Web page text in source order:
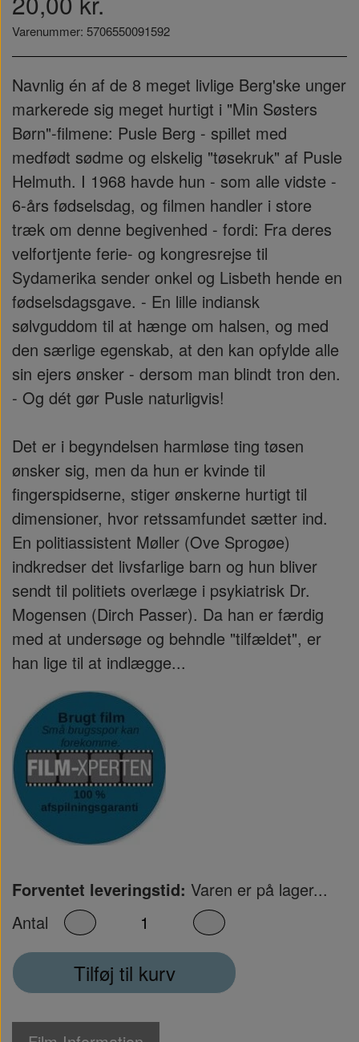
Varenummer: 5706550091592
Navnlig én af de 8 meget livlige Berg'ske unger
markerede sig meget hurtigt i "Min Søsters
Børn"-filmene: Pusle Berg - spillet med
medfødt sødme og elskelig "tøsekruk" af Pusle
Helmuth. I 1968 havde hun - som alle vidste -
6-års fødselsdag, og filmen handler i store
træk om denne begivenhed - fordi: Fra deres
velfortjente ferie- og kongresrejse til
Sydamerika sender onkel og Lisbeth hende en
fødselsdagsgave. - En lille indiansk
sølvguddom til at hænge om halsen, og med
den særlige egenskab, at den kan opfylde alle
sin ejers ønsker - dersom man blindt tron den.
- Og dét gør Pusle naturligvis!
Det er i begyndelsen harmløse ting tøsen
ønsker sig, men da hun er kvinde til
fingerspidserne, stiger ønskerne hurtigt til
dimensioner, hvor retssamfundet sætter ind.
En politiassistent Møller (Ove Sprogøe)
indkredser det livsfarlige barn og hun bliver
sendt til politiets overlæge i psykiatrisk Dr.
Mogensen (Dirch Passer). Da han er færdig
med at undersøge og behndle "tilfældet", er
han lige til at indlægge...
Forventet leveringstid: Varen er på lager...
Antal
Tilføj til kurv